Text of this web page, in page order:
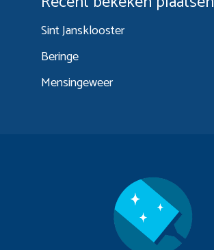
Sint Jansklooster
Beringe
Mensingeweer